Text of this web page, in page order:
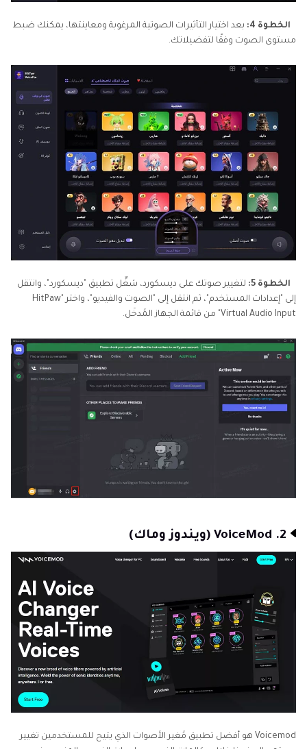
الخطوة 4:
بعد اختيار التأثيرات الصوتية المرغوبة ومعاينتها، يمكنك ضبط
مستوى الصوت وفقًا لتفضيلاتك.
الخطوة 5:
لتغيير صوتك على ديسكورد، شغِّل تطبيق "ديسكورد"، وانتقل
إلى "إعدادات المستخدم"، ثم انتقل إلى "الصوت والفيديو"، واختر "HitPaw
Virtual Audio Input" من قائمة الجهاز المُدخَل.
2. VoiceMod (ويندوز وماك)
Voicemod هو أفضل تطبيق مُغير الأصوات الذي يتيح للمستخدمين تغيير